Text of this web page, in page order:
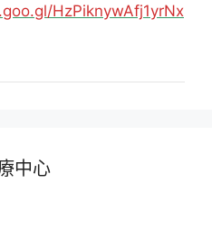
HzPiknywAfj1yrNx
中心